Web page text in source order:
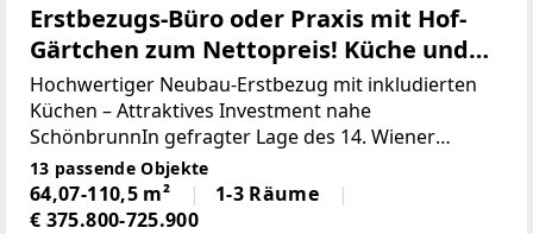
Erstbezugs-Büro oder Praxis mit Hof-
Gärtchen zum Nettopreis! Küche und
hochwertige Ausstattung inklusive!
Hochwertiger Neubau-Erstbezug mit inkludierten
Küchen – Attraktives Investment nahe
SchönbrunnIn gefragter Lage des 14. Wiener
Gemeindebezirks präsentiert sich dieses moderne
Neubau-Wohnprojekt als zukunftsorientierte
Investmentmöglichkeit mit
13 passende Objekte
64,07-110,5 m²
1-3 Räume
€ 375.800-725.900